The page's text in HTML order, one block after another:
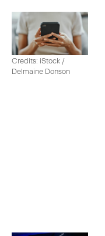
Credits: iStock /
Delmaine Donson